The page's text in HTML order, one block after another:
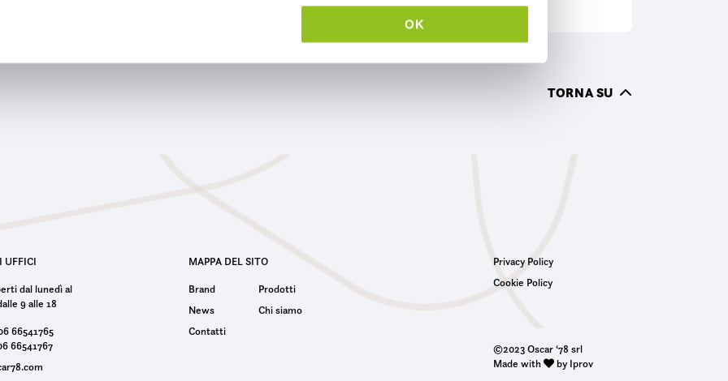
OK
TORNA SU
UFFICI
dal lunedì al
9 alle 18
66541765
66541767
MAPPA DEL SITO
Brand
Prodotti
News
Chi siamo
Contatti
Privacy Policy
Cookie Policy
©2023 Oscar ‘78 srl
Made with
by Iprov